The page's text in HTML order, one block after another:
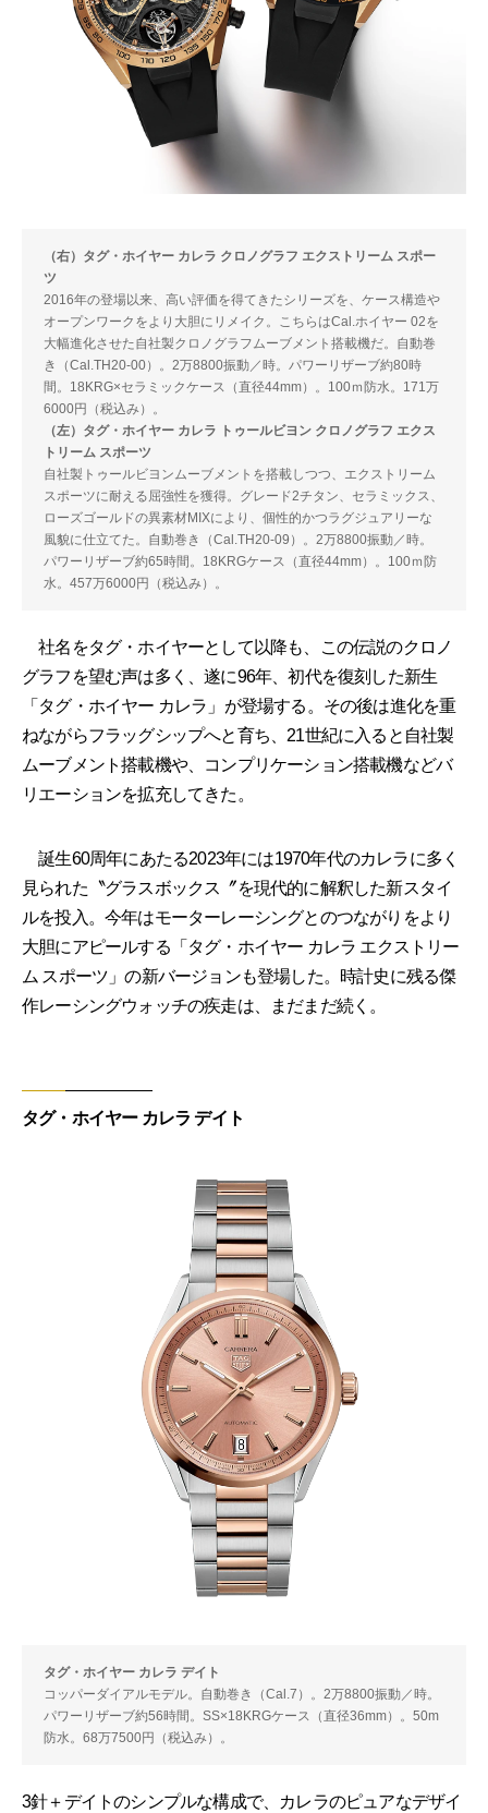
（右）タグ・ホイヤー カレラ クロノグラフ エクストリーム スポー
ツ
2016年の登場以来、高い評価を得てきたシリーズを、ケース構造や
オープンワークをより大胆にリメイク。こちらはCal.ホイヤー 02を
大幅進化させた自社製クロノグラフムーブメント搭載機だ。自動巻
き（Cal.TH20-00）。2万8800振動／時。パワーリザーブ約80時
間。18KRG×セラミックケース（直径44mm）。100ｍ防水。171万
6000円（税込み）。
（左）タグ・ホイヤー カレラ トゥールビヨン クロノグラフ エクス
トリーム スポーツ
自社製トゥールビヨンムーブメントを搭載しつつ、エクストリーム
スポーツに耐える屈強性を獲得。グレード2チタン、セラミックス、
ローズゴールドの異素材MIXにより、個性的かつラグジュアリーな
風貌に仕立てた。自動巻き（Cal.TH20-09）。2万8800振動／時。
パワーリザーブ約65時間。18KRGケース（直径44mm）。100ｍ防
水。457万6000円（税込み）。
社名をタグ・ホイヤーとして以降も、この伝説のクロノ
グラフを望む声は多く、遂に96年、初代を復刻した新生
「タグ・ホイヤー カレラ」が登場する。その後は進化を重
ねながらフラッグシップへと育ち、21世紀に入ると自社製
ムーブメント搭載機や、コンプリケーション搭載機などバ
リエーションを拡充してきた。
誕生60周年にあたる2023年には1970年代のカレラに多く
見られた〝グラスボックス〞を現代的に解釈した新スタイ
ルを投入。今年はモーターレーシングとのつながりをより
大胆にアピールする「タグ・ホイヤー カレラ エクストリー
ム スポーツ」の新バージョンも登場した。時計史に残る傑
作レーシングウォッチの疾走は、まだまだ続く。
タグ・ホイヤー カレラ デイト
タグ・ホイヤー カレラ デイト
コッパーダイアルモデル。自動巻き（Cal.7）。2万8800振動／時。
パワーリザーブ約56時間。SS×18KRGケース（直径36mm）。50m
防水。68万7500円（税込み）。
3針＋デイトのシンプルな構成で、カレラのピュアなデザイ